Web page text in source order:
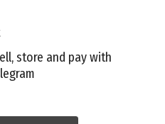
store and pay with